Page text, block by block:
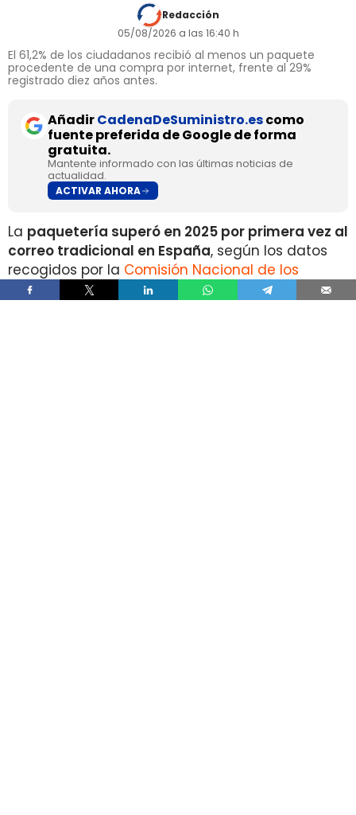
Redacción
05/08/2026 a las 16:40 h
El 61,2% de los ciudadanos recibió al menos un paquete
procedente de una compra por internet, frente al 29%
registrado diez años antes.
AñadirCadenaDeSuministro.escomo
fuente preferida de Google de forma
gratuita.
Mantente informado con las últimas noticias de
actualidad.
ACTIVAR AHORA
La paquetería superó en 2025 por primera vez al
correo tradicional en España, según los datos
recogidos por la Comisión Nacional de los
Mercados y la Competenciaen su Informe Anual